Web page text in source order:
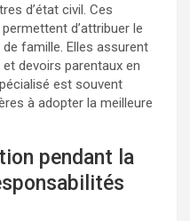
d’état civil. Ces
d’attribuer le
famille. Elles assurent
devoirs parentaux en
est souvent
à adopter la meilleure
pendant la